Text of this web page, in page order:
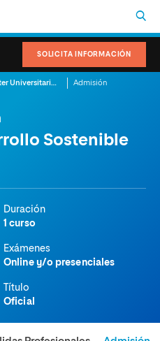
SOLICITA INFORMACIÓN
Máster Universitario en Gestión del Desarrollo Sostenible Admisión
Sostenible
Duración
1 curso
Exámenes
Online y/o presenciales
Título
Oficial